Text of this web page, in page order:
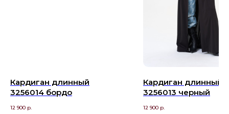
Кардиган длинный
3256014 бордо
12 900 р.
Кардиган длинный
3256013 черный
12 900 р.